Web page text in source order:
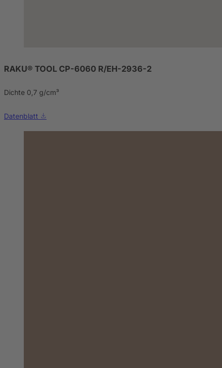
RAKU® TOOL CP-6060 R/EH-2936-2
Dichte 0,7 g/cm³
Datenblatt